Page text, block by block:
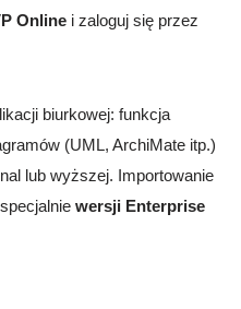
Online i zaloguj się przez
biurkowej: funkcja
(UML, ArchiMate itp.)
lub wyższej. Importowanie
wersji Enterprise